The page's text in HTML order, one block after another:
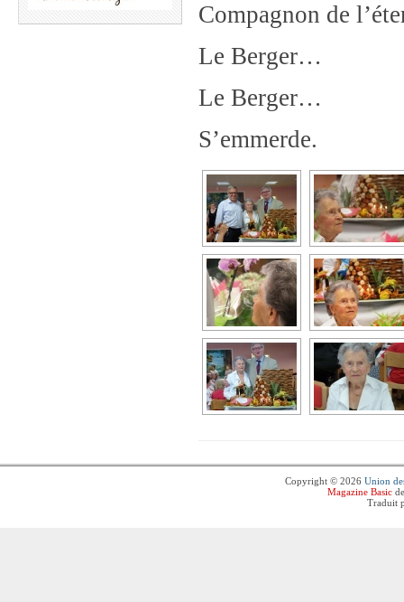
Compagnon de
Le Berger…
Le Berger…
S’emmerde.
Copyright © 2026 Union
Magazine Basic
Traduit